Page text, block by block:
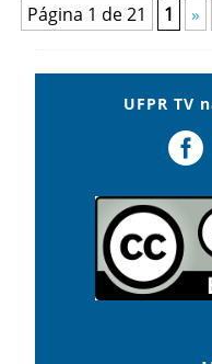
Página 1 de 21 1 »
UFPR TV